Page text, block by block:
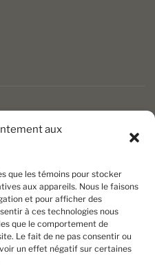
aux
que les témoins pour stocker
aux appareils. Nous le faisons
et pour afficher des
à ces technologies nous
que le comportement de
Le fait de ne pas consentir ou
un effet négatif sur certaines
h 30